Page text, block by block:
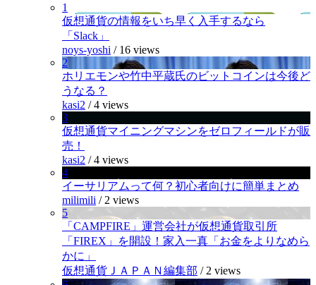
1
仮想通貨の情報をいち早く入手するなら
「Slack」
noys-yoshi / 16 views
2
ホリエモンや竹中平蔵氏のビットコインは今後ど
うなる？
kasi2 /4 views
3
仮想通貨マイニングマシンをゼロフィールドが販
売！
kasi2 /4 views
4
イーサリアムって何？初心者向けに簡単まとめ
milimili / 2 views
5
「CAMPFIRE」運営会社が仮想通貨取引所
「FIREX」を開設！家入一真「お金をよりなめら
かに」
仮想通貨ＪＡＰＡＮ編集部 / 2 views